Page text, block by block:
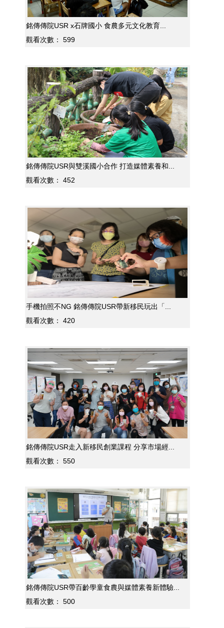
銘傳傳院USR x石牌國小 食農多元文化教育...
觀看次數：
599
銘傳傳院USR與雙溪國小合作 打造媒體素養和...
觀看次數：
452
手機拍照不NG 銘傳傳院USR帶新移民玩出「...
觀看次數：
420
銘傳傳院USR走入新移民創業課程 分享市場經...
觀看次數：
550
銘傳傳院USR帶百齡學童食農與媒體素養新體驗...
觀看次數：
500